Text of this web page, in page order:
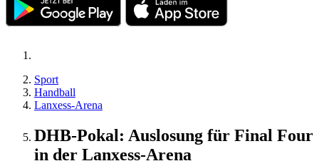
Sport
Handball
Lanxess-Arena
DHB-Pokal: Auslosung für Final Four
in der Lanxess-Arena